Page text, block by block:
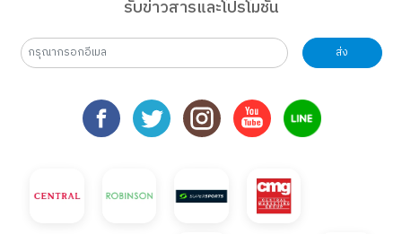
รับข่าวสารและโปรโมชั่น
ส่ง